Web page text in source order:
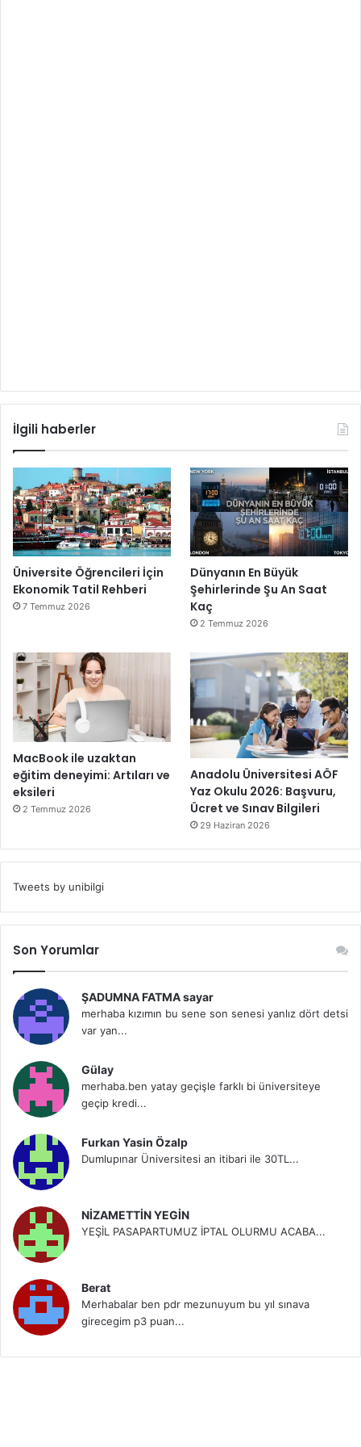
İlgili haberler
Üniversite Öğrencileri İçin
Ekonomik Tatil Rehberi
7 Temmuz 2026
Dünyanın En Büyük
Şehirlerinde Şu An Saat
Kaç
2 Temmuz 2026
MacBook ile uzaktan
eğitim deneyimi: Artıları ve
eksileri
2 Temmuz 2026
Anadolu Üniversitesi AÖF
Yaz Okulu 2026: Başvuru,
Ücret ve Sınav Bilgileri
29 Haziran 2026
Tweets by unibilgi
Son Yorumlar
ŞADUMNA FATMA sayar
merhaba kızımın bu sene son senesi yanlız dört detsi
var yan...
Gülay
merhaba.ben yatay geçişle farklı bi üniversiteye
geçip kredi...
Furkan Yasin Özalp
Dumlupınar Üniversitesi an itibari ile 30TL...
NİZAMETTİN YEGİN
YEŞİL PASAPARTUMUZ İPTAL OLURMU ACABA...
Berat
Merhabalar ben pdr mezunuyum bu yıl sınava
girecegim p3 puan...